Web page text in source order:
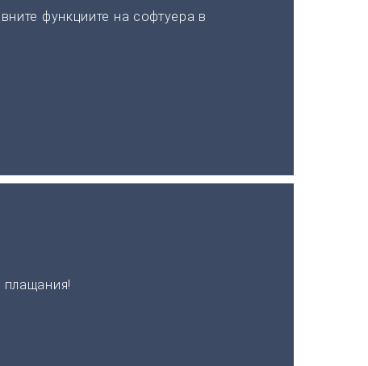
функциите на софтуера в